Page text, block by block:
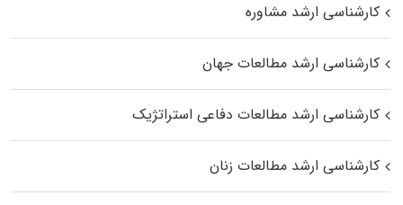
کارشناسی ارشد مشاوره
کارشناسی ارشد مطالعات جهان
کارشناسی ارشد مطالعات دفاعی استراتژیک
کارشناسی ارشد مطالعات زنان